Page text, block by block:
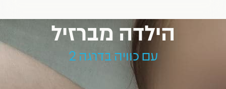
הילדה מברזיל
עם כוויה בדרגה 2